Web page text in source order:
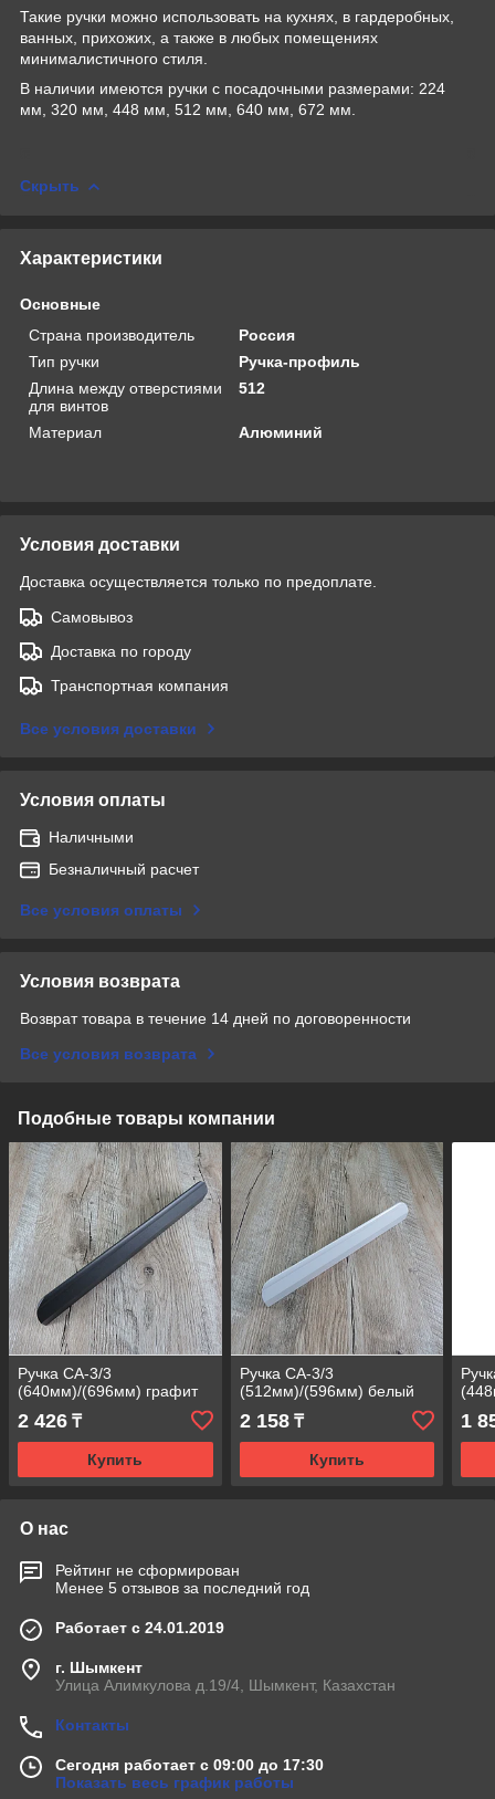
Такие ручки можно использовать на кухнях, в гардеробных,
ванных, прихожих, а также в любых помещениях
минималистичного стиля.
В наличии имеются ручки с посадочными размерами: 224
мм, 320 мм, 448 мм, 512 мм, 640 мм, 672 мм.
Скрыть
Характеристики
Основные
Страна производитель
Россия
Тип ручки
Ручка-профиль
Длина между отверстиями
для винтов
512
Материал Алюминий
Условия доставки
Доставка осуществляется только по предоплате.
Самовывоз
Доставка по городу
Транспортная компания
Все условия доставки
Условия оплаты
Наличными
Безналичный расчет
Все условия оплаты
Условия возврата
Возврат товара в течение 14 дней по договоренности
Все условия возврата
Подобные товары компании
Ручка СА-3/3
(640мм)/(696мм) графит
2 426 ₸
Купить
Ручка СА-3/3
(512мм)/(596мм) белый
2 158₸
Купить
1
О нас
Рейтинг не сформирован
Менее 5 отзывов за последний год
Работает с 24.01.2019
г. Шымкент
Улица Алимкулова д.19/4, Шымкент, Казахстан
Контакты
Сегодня работает с 09:00 до 17:30
Показать весь график работы